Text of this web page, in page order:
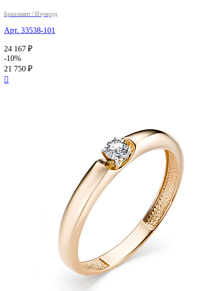
Бриллиант / Изумруд
Арт. 33538-101
24 167 ₽
-10%
21 750 ₽
